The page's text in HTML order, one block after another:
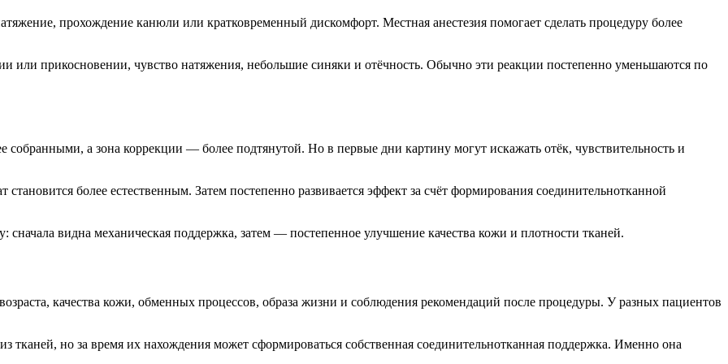
прохождение канюли или кратковременный дискомфорт. Местная анестезия помогает сделать процедуру более
прикосновении, чувство натяжения, небольшие синяки и отёчность. Обычно эти реакции постепенно уменьшаются по
собранными, а зона коррекции — более подтянутой. Но в первые дни картину могут искажать отёк, чувствительность и
более естественным. Затем постепенно развивается эффект за счёт формирования соединительнотканной
видна механическая поддержка, затем — постепенное улучшение качества кожи и плотности тканей.
качества кожи, обменных процессов, образа жизни и соблюдения рекомендаций после процедуры. У разных пациентов
но за время их нахождения может сформироваться собственная соединительнотканная поддержка. Именно она